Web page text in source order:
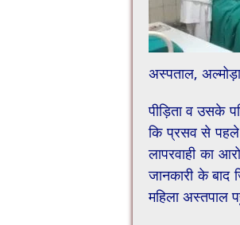
अस्पताल,
पी​ड़िता व उसके
कि प्रसव से पहले
लापरवाही का
जानकारी के बाद
महिला अस्तपाल